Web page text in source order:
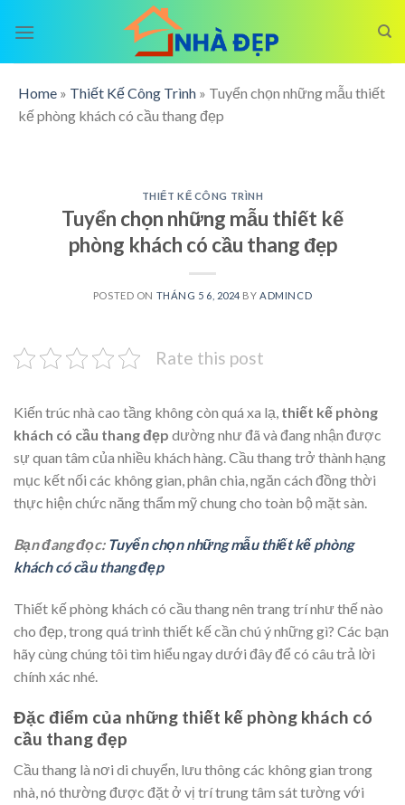
Home » Thiết Kế Công Trình » Tuyển chọn những mẫu thiết
kế phòng khách có cầu thang đẹp
THIẾT KẾ CÔNG TRÌNH
Tuyển chọn những mẫu thiết kế
phòng khách có cầu thang đẹp
POSTED ON THÁNG 5 6, 2024 BYADMINCD
Rate this post
Kiến trúc nhà cao tầng không còn quá xa lạ, thiết kế phòng
khách có cầu thang đẹp dường như đã và đang nhận được
sự quan tâm của nhiều khách hàng. Cầu thang trở thành hạng
mục kết nối các không gian, phân chia, ngăn cách đồng thời
thực hiện chức năng thẩm mỹ chung cho toàn bộ mặt sàn.
Bạn đang đọc: Tuyển chọn những mẫu thiết kế phòng
khách có cầu thang đẹp
Thiết kế phòng khách có cầu thang nên trang trí như thế nào
cho đẹp, trong quá trình thiết kế cần chú ý những gì? Các bạn
hãy cùng chúng tôi tìm hiểu ngay dưới đây để có câu trả lời
chính xác nhé.
Đặc điểm của những thiết kế phòng khách có
cầu thang đẹp
Cầu thang là nơi di chuyển, lưu thông các không gian trong
nhà, nó thường được đặt ở vị trí trung tâm sát tường với